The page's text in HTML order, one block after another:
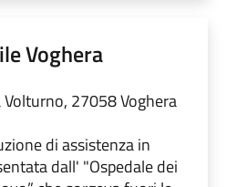
Voghera
Volturno, 27058 Voghera
di assistenza in
dall' "Ospedale dei